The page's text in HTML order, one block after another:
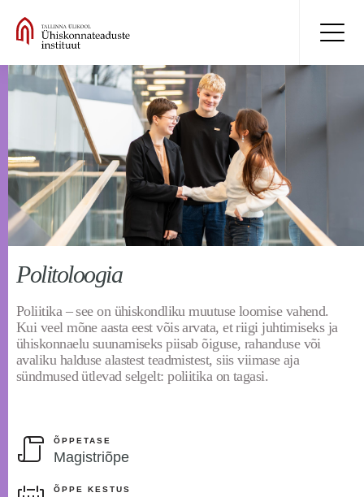
Politoloogia
Poliitika – see on ühiskondliku muutuse loomise vahend.
Kui veel mõne aasta eest võis arvata, et riigi juhtimiseks ja
ühiskonnaelu suunamiseks piisab õiguse, rahanduse või
avaliku halduse alastest teadmistest, siis viimase aja
sündmused ütlevad selgelt: poliitika on tagasi.
ÕPPETASE
Magistriõpe
ÕPPE KESTUS